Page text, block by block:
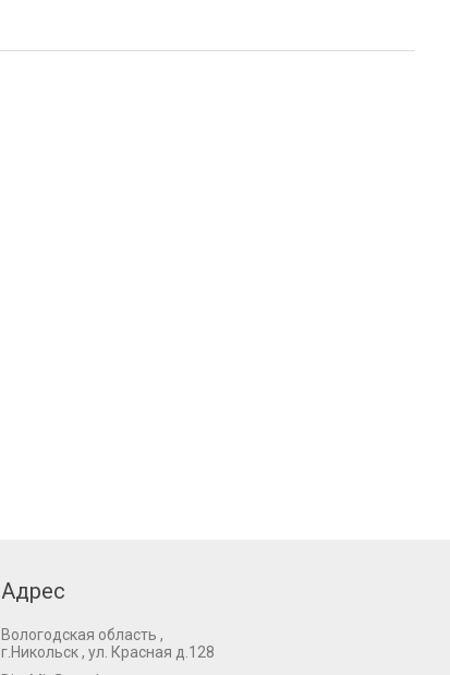
Адрес
Вологодская область ,
г.Никольск , ул. Красная д.128